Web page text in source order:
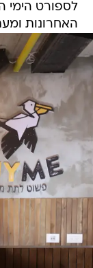
לספורט הימי
האחרונות